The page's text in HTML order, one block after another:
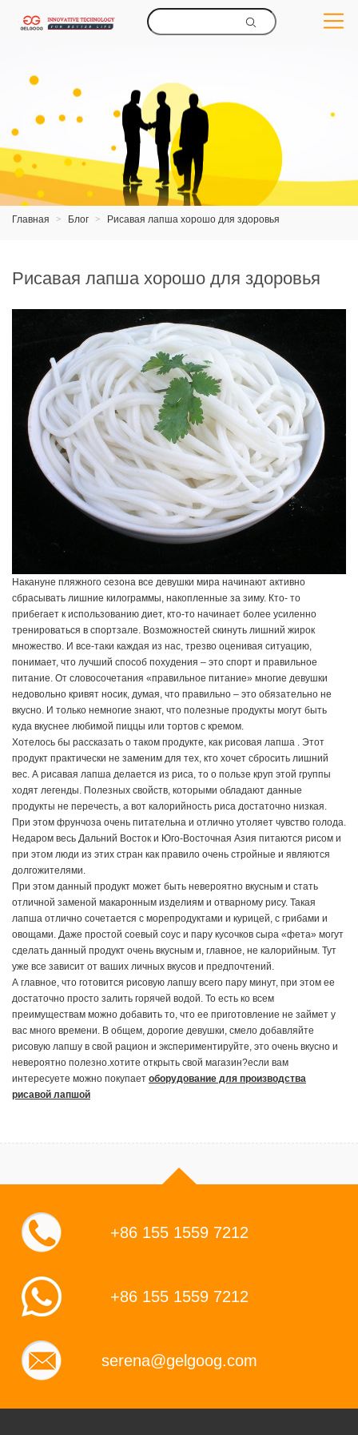
Главная > Блог > Рисавая лапша хорошо для здоровья
Рисавая лапша хорошо для здоровья
Накануне пляжного сезона все девушки мира начинают активно
сбрасывать лишние килограммы, накопленные за зиму. Кто- то
прибегает к использованию диет, кто-то начинает более усиленно
тренироваться в спортзале. Возможностей скинуть лишний жирок
множество. И все-таки каждая из нас, трезво оценивая ситуацию,
понимает, что лучший способ похудения – это спорт и правильное
питание. От словосочетания «правильное питание» многие девушки
недовольно кривят носик, думая, что правильно – это обязательно не
вкусно. И только немногие знают, что полезные продукты могут быть
куда вкуснее любимой пиццы или тортов с кремом.
Хотелось бы рассказать о таком продукте, как рисовая лапша . Этот
продукт практически не заменим для тех, кто хочет сбросить лишний
вес. А рисавая лапша делается из риса, то о пользе круп этой группы
ходят легенды. Полезных свойств, которыми обладают данные
продукты не перечесть, а вот калорийность риса достаточно низкая.
При этом фрунчоза очень питательна и отлично утоляет чувство голода.
Недаром весь Дальний Восток и Юго-Восточная Азия питаются рисом и
при этом люди из этих стран как правило очень стройные и являются
долгожителями.
При этом данный продукт может быть невероятно вкусным и стать
отличной заменой макаронным изделиям и отварному рису. Такая
лапша отлично сочетается с морепродуктами и курицей, с грибами и
овощами. Даже простой соевый соус и пару кусочков сыра «фета» могут
сделать данный продукт очень вкусным и, главное, не калорийным. Тут
уже все зависит от ваших личных вкусов и предпочтений.
А главное, что готовится рисовую лапшу всего пару минут, при этом ее
достаточно просто залить горячей водой. То есть ко всем
преимуществам можно добавить то, что ее приготовление не займет у
вас много времени. В общем, дорогие девушки, смело добавляйте
рисовую лапшу в свой рацион и экспериментируйте, это очень вкусно и
невероятно полезно.хотите открыть свой магазин?если вам
интересуете можно покупает оборудование для производства
рисавой лапшой
+86 155 1559 7212
+86 155 1559 7212
serena@gelgoog.com